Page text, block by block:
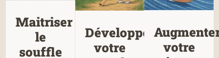
Maitriser
le
souffle
Développer
votre
votre